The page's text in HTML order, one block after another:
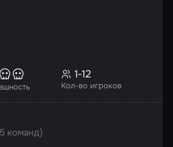
давно ждут гостей.
Кол-во игроков
1-12
команд)